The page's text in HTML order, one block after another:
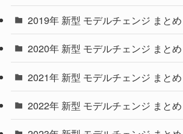
(30)
(27)
(10)
(35)
(10)
(9)
2019年 新型 モデルチェンジ まとめ
2020年 新型 モデルチェンジ まとめ
2021年 新型 モデルチェンジ まとめ
2022年 新型 モデルチェンジ まとめ